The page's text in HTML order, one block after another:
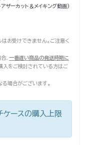
アザーカット＆メイキング動画)
お受けできません。ご注意く
、 一番遅い商品の発送時期に
入をご検討されている方はご
場合がございます。
ケースの購入上限